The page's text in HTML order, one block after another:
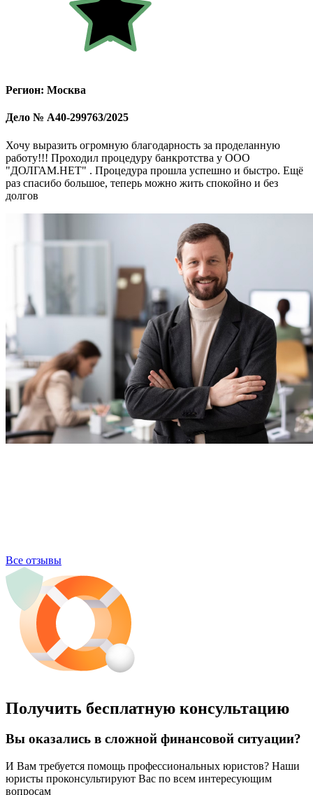
Регион: Москва
Дело № А40-299763/2025
Хочу выразить огромную благодарность за проделанную
работу!!! Проходил процедуру банкротства у ООО
"ДОЛГАМ.НЕТ" . Процедура прошла успешно и быстро. Ещё
раз спасибо большое, теперь можно жить спокойно и без
долгов
Все отзывы
Получить бесплатную консультацию
Вы оказались в сложной финансовой ситуации?
И Вам требуется помощь профессиональных юристов? Наши
юристы проконсультируют Вас по всем интересующим
вопросам